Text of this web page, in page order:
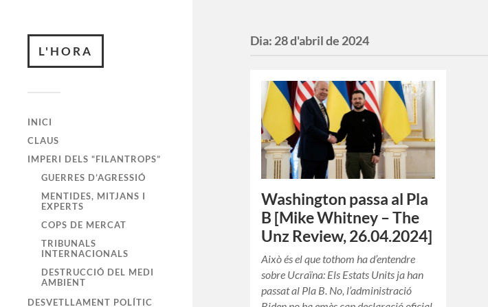
L'HORA
INICI
CLAUS
IMPERI DELS “FILANTROPS”
GUERRES D’AGRESSIÓ
MENTIDES, MITJANS I
EXPERTS
COPS DE MERCAT
TRIBUNALS
INTERNACIONALS
DESTRUCCIÓ DEL MEDI
AMBIENT
DESVETLLAMENT POLÍTIC
Dia: 28 d'abril de 2024
Washington passa al Pla
B [Mike Whitney – The
Unz Review, 26.04.2024]
Això és el que tothom ha d’entendre
sobre Ucraïna: Els Estats Units ja han
passat al Pla B. No, l’administració